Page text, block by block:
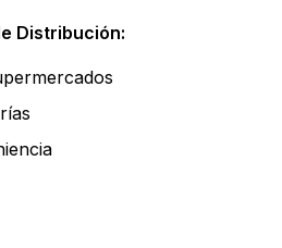
Distribución: